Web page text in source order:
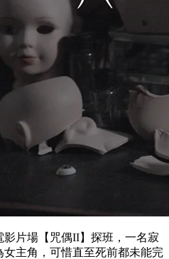
片場【咒偶II】探班，一名寂
主角，可惜直至死前都未能完